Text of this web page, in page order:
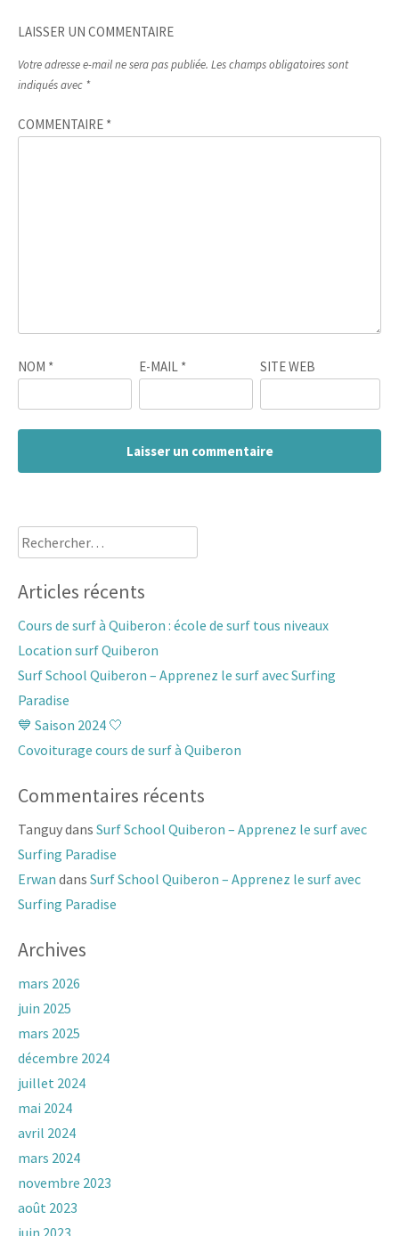
LAISSER UN COMMENTAIRE
Votre adresse e-mail ne sera pas publiée. Les champs obligatoires sont
indiqués avec *
COMMENTAIRE *
NOM * E-MAIL * SITE WEB
Rechercher :
Articles récents
Cours de surf à Quiberon : école de surf tous niveaux
Location surf Quiberon
Surf School Quiberon – Apprenez le surf avec Surfing
Paradise
💙 Saison 2024 🤍
Covoiturage cours de surf à Quiberon
Commentaires récents
Tanguydans Surf School Quiberon – Apprenez le surf avec
Surfing Paradise
Erwan dans Surf School Quiberon – Apprenez le surf avec
Surfing Paradise
Archives
mars 2026
juin 2025
mars 2025
décembre 2024
juillet 2024
mai 2024
avril 2024
mars 2024
novembre 2023
août 2023
juin 2023